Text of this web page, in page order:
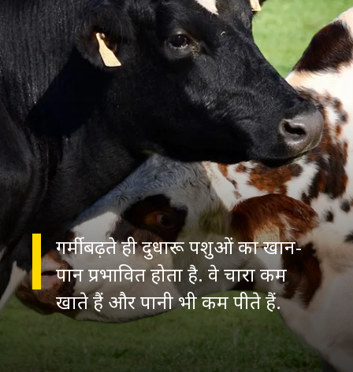
गर्मी बढ़ते ही दुधारू पशुओं का खान-
पान प्रभावित होता है. वे चारा कम
खाते हैं और पानी भी कम पीते हैं.